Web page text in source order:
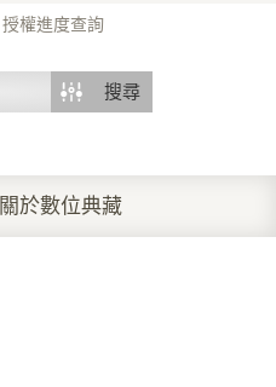
授權進度查詢
搜尋
關於數位典藏